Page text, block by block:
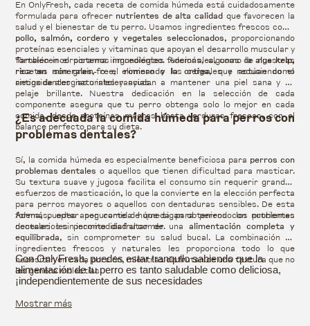
En OnlyFresh, cada receta de comida húmeda está cuidadosamente
formulada para ofrecer nutrientes de alta calidad que favorecen la
salud y el bienestar de tu perro. Usamos ingredientes frescos como
pollo, salmón, cordero y vegetales seleccionados, proporcionando
proteínas esenciales y vitaminas que apoyan el desarrollo muscular y
fortalecen el sistema inmunológico.Además, algunas de nuestras
recetas son grain-free, eliminando los cereales y reduciendo el
riesgo de alergias o intolerancias.
También incorporamos ingredientes funcionales, como laalga kelp,
rica en minerales, o elromero y la ortiga, que actúan como
antioxidantes naturales y ayudan a mantener una piel sana y un
pelaje brillante. Nuestra dedicación en la selección de cada
componente asegura que tu perro obtenga solo lo mejor en cada
comida, desde proteínas magras hasta verduras frescas, con el
balance perfecto para su dieta.
¿Es adecuada la comida húmeda para perros con
problemas dentales?
Sí, la comida húmeda es especialmente beneficiosa para perros con
problemas dentales o aquellos que tienen dificultad para masticar.
Su textura suave y jugosa facilita el consumo sin requerir grandes
esfuerzos de masticación, lo que la convierte en la elección perfecta
para perros mayores o aquellos con dentaduras sensibles. De esta
forma, puedes asegurarte de que sigan obteniendo los nutrientes
necesarios sin incomodidad al comer.
Además, optar por comida húmeda para perros con problemas
dentales les permite disfrutar de una alimentación completa y
equilibrada, sin comprometer su salud bucal. La combinación de
ingredientes frescos y naturales les proporciona todo lo que
necesitan en cada porción, mientras disfrutan de una textura que no
les genera molestias.
Con OnlyFresh, puedes estar tranquilo sabiendo que la
alimentación de tu perro es tanto saludable como deliciosa,
¡independientemente de sus necesidades
Mostrar más